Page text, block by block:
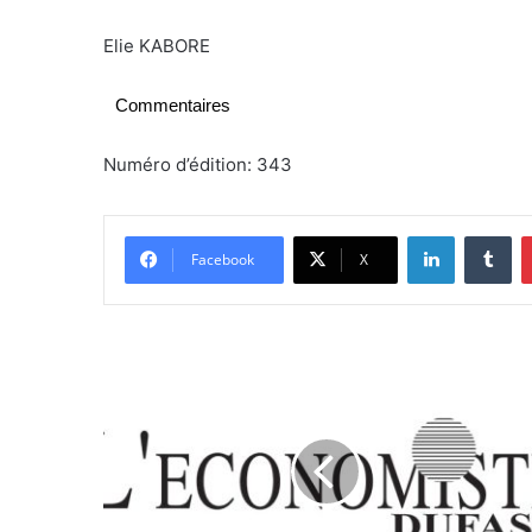
Elie KABORE
Commentaires
Numéro d’édition: 343
Facebook X
o